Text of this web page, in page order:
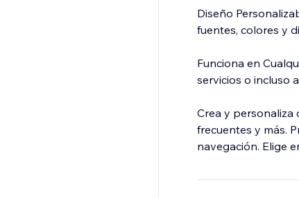
Diseño
fuentes, colores y
Funciona en
servicios o incluso
Crea y
frecuentes y más.
navegación. Elige
pestañas